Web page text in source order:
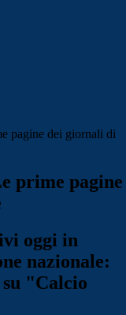
pagine dei giornali di
prime pagine
oggi in
nazionale:
su "Calcio